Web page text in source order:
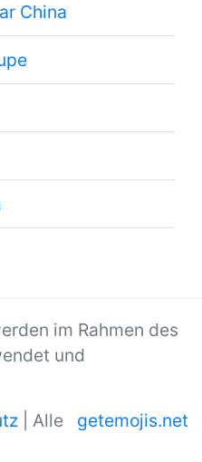
China
im Rahmen des
und
getemojis.net
| Alle